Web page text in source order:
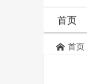
首页
首页